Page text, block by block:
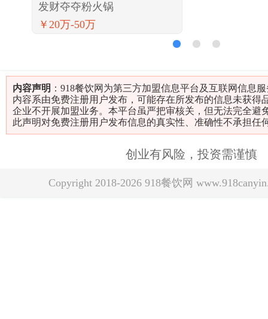
发财夺夺粉火锅
￥20万-50万
内容声明 ：918餐饮网为第三方加盟信息平台及互联网信息
内容系由免费注册用户发布，可能存在所发布的信息未获得
企业不开展加盟业务。本平台虽严把审核关，但无法完全避
此声明对免费注册用户发布信息的真实性、准确性不承担任
创业有风险，投资需谨慎
Copyright 2018-2026 918餐饮网